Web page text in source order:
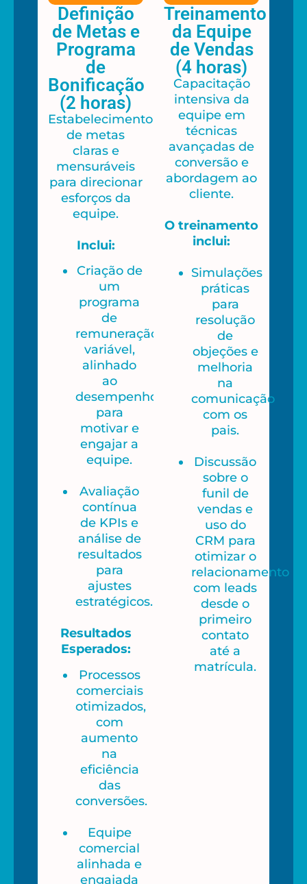
Definição
de Metas e
Programa
de
Bonificação
(2 horas)
Estabelecimento
de metas
claras e
mensuráveis
para direcionar
esforços da
equipe.
Inclui:
Criação de
um
programa
de
remuneração
variável,
alinhado
ao
desempenho,
para
motivar e
engajar a
equipe.
Avaliação
contínua
de KPIs e
análise de
resultados
para
ajustes
estratégicos.
Resultados
Esperados:
Processos
comerciais
otimizados,
com
aumento
na
eficiência
das
conversões.
Equipe
comercial
alinhada e
engajada
Treinamento
da Equipe
de Vendas
(4 horas)
Capacitação
intensiva da
equipe em
técnicas
avançadas de
conversão e
abordagem ao
cliente.
O treinamento
inclui:
Simulações
práticas
para
resolução
de
objeções e
melhoria
na
comunicação
com os
pais.
Discussão
sobre o
funil de
vendas e
uso do
CRM para
otimizar o
relacionamento
com leads
desde o
primeiro
contato
até a
matrícula.